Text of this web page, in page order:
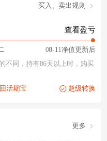
买入、卖出规则
查看盈亏
08-11净值更新后
不同，持有86天以上时，购买
活期宝 超级转换
更多